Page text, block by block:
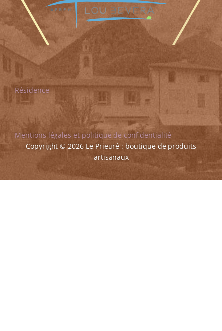
Résidence
Mentions légales et politique de confidentialité
Copyright © 2026 Le Prieuré : boutique de produits
artisanaux